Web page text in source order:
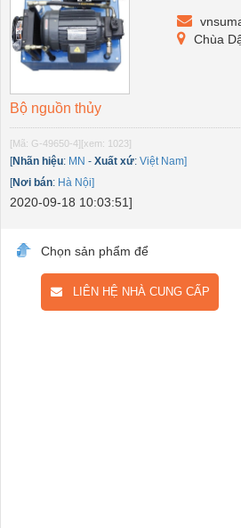
Chùa
Bộ nguồn thủy
[Mã: G-49650-4][xem: 1023]
[Nhãn hiệu: MN - Xuất xứ: Việt Nam]
[Nơi bán: Hà Nội]
2020-09-18 10:03:51]
Chọn sản phẩm để
LIÊN HỆ NHÀ CUNG CẤP